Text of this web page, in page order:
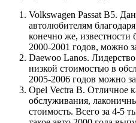
Volkswagen Passat B5.
автолюбителям
конечно же, известности
2000-2001 годов, можно
Daewoo Lanos.
низкой стоимостью в
2005-2006 годов можно
Opel Vectra B. Отличное
обслуживания,
стоимость. Всего за 4-5